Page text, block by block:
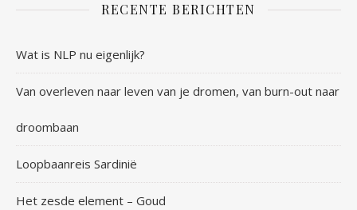
RECENTE BERICHTEN
Wat is NLP nu eigenlijk?
Van overleven naar leven van je dromen, van burn-out naar
droombaan
Loopbaanreis Sardinië
Het zesde element – Goud